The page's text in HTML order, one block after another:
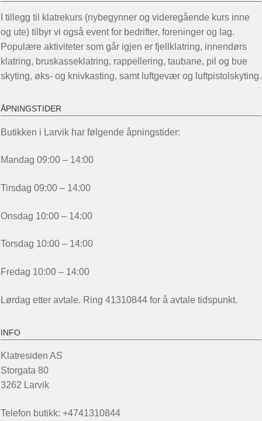
I tillegg til klatrekurs (nybegynner og videregående kurs inne
og ute) tilbyr vi også event for bedrifter, foreninger og lag.
Populære aktiviteter som går igjen er fjellklatring, innendørs
klatring, bruskasseklatring, rappellering, taubane, pil og bue
skyting, øks- og knivkasting, samt luftgevær og luftpistolskyting.
ÅPNINGSTIDER
Butikken i Larvik har følgende åpningstider:
Mandag 09:00 – 14:00
Tirsdag 09:00 – 14:00
Onsdag 10:00 – 14:00
Torsdag 10:00 – 14:00
Fredag 10:00 – 14:00
Lørdag etter avtale. Ring 41310844 for å avtale tidspunkt.
INFO
Klatresiden AS
Storgata 80
3262 Larvik
Telefon butikk: +4741310844